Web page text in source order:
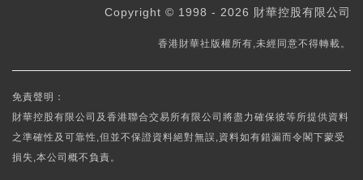
Copyright © 1998 - 2026 財華控股有限公司
香港財華社版權所有,未經同意不得轉載。
免責聲明：
財華控股有限公司及香港聯合交易所有限公司將盡力確保彼等所提供資料
之準確性及可靠性,但並不保證資料絕對無誤,資料如有錯漏而令閣下蒙受
損失,本公司概不負責。